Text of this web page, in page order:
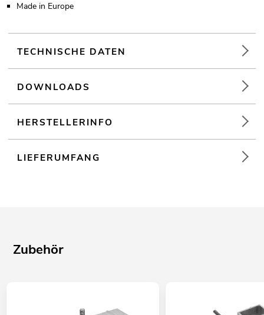
Made in Europe
TECHNISCHE DATEN
DOWNLOADS
HERSTELLERINFO
LIEFERUMFANG
Zubehör